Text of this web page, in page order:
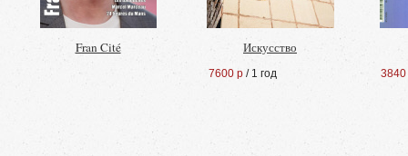
Fran Cité Искусство
7600 р / 1 год 3840